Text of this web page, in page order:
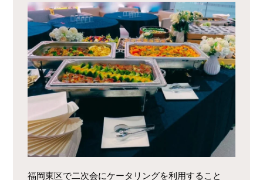
福岡東区で二次会にケータリングを利用すること